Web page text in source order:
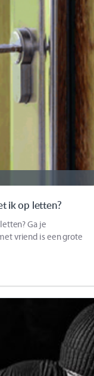
ik op letten?
Ga je
vriend is een grote